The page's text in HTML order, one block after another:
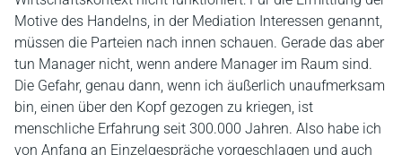
Motive des Handelns, in der Mediation Interessen genannt,
müssen die Parteien nach innen schauen. Gerade das aber
tun Manager nicht, wenn andere Manager im Raum sind.
Die Gefahr, genau dann, wenn ich äußerlich unaufmerksam
bin, einen über den Kopf gezogen zu kriegen, ist
menschliche Erfahrung seit 300.000 Jahren. Also habe ich
von Anfang an Einzelgespräche vorgeschlagen und auch